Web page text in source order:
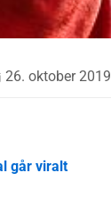
26. oktober 2019
går viralt